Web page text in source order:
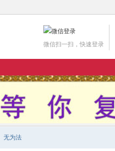
微信扫一扫，快速登录
无为法